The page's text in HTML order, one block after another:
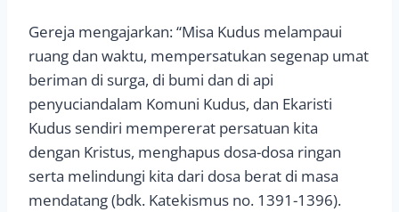
Gereja mengajarkan: “Misa Kudus melampaui
ruang dan waktu, mempersatukan segenap umat
beriman di surga, di bumi dan di api
penyuciandalam Komuni Kudus, dan Ekaristi
Kudus sendiri mempererat persatuan kita
dengan Kristus, menghapus dosa-dosa ringan
serta melindungi kita dari dosa berat di masa
mendatang (bdk. Katekismus no. 1391-1396).